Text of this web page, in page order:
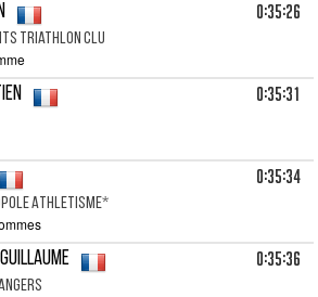
Triathlon Clu
0:35:26
0:35:31
Athletisme*
0:35:34
Guillaume 0:35:36